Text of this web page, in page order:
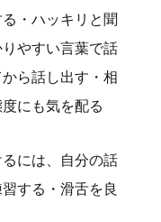
・ハッキリと聞
やすい言葉で話
ら話し出す・相
にも気を配る
には、自分の話
する・滑舌を良